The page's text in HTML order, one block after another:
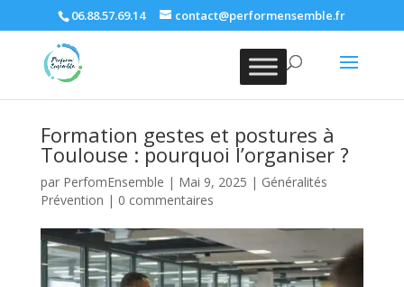
06.88.57.69.14 contact@performensemble.fr
Formation gestes et postures à
Toulouse : pourquoi l’organiser ?
par PerfomEnsemble | Mai 9, 2025 | Généralités
Prévention | 0 commentaires